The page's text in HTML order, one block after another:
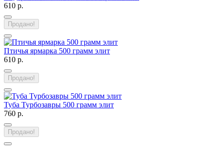
610 р.
Продано!
Птичья ярмарка 500 грамм элит
610 р.
Продано!
Туба Турбозавры 500 грамм элит
760 р.
Продано!